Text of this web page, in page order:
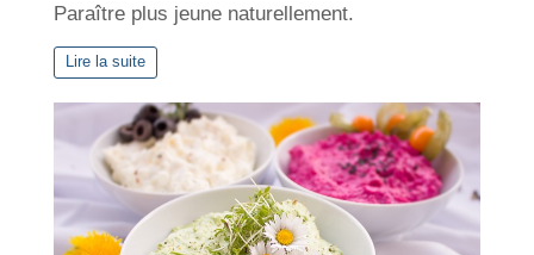
Paraître plus jeune naturellement.
Lire la suite